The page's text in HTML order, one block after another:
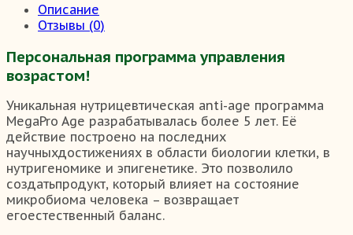
Описание
Отзывы (0)
Персональная программа управления
возрастом!
Уникальная нутрицевтическая anti-age программа
MegaPro Age разрабатывалась более 5 лет. Её
действие построено на последних
научныхдостижениях в области биологии клетки, в
нутригеномике и эпигенетике. Это позволило
создатьпродукт, который влияет на состояние
микробиома человека – возвращает
егоестественный баланс.